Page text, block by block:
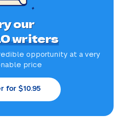
our
writers
opportunity at a very
price
for $10.95